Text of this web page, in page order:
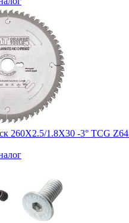
260X2.5/1.8X30 -3° TCG